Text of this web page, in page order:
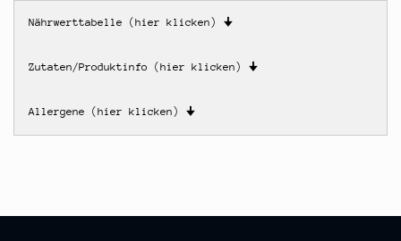
Nährwerttabelle (hier klicken) 🠋
Zutaten/Produktinfo (hier klicken) 🠋
Allergene (hier klicken) 🠋